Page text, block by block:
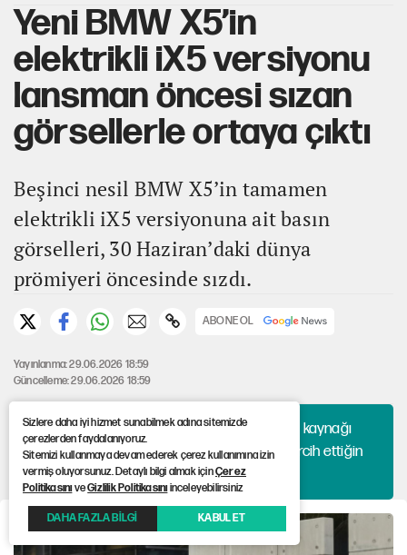
Yeni BMW X5’in
elektrikli iX5 versiyonu
lansman öncesi sızan
görsellerle ortaya çıktı
Beşinci nesil BMW X5’in tamamen
elektrikli iX5 versiyonuna ait basın
görselleri, 30 Haziran’daki dünya
prömiyeri öncesinde sızdı.
ABONE OL
Yayınlanma: 29.06.2026 18:59
Güncelleme: 29.06.2026 18:59
Haberlerini algoritmaya bırakma, hangi kaynağı
okuyacağına sen karar ver. 12punto'yu tercih ettiğin
kaynaklar arasına ekle!
Sizlere daha iyi hizmet sunabilmek adına sitemizde
çerezlerden faydalanıyoruz.
Sitemizi kullanmaya devam ederek çerez kullanımına izin
vermiş oluyorsunuz. Detaylı bilgi almak içinÇerez
PolitikasınıveGizlilik Politikasınıinceleyebilirsiniz
DAHA FAZLA BİLGİ KABUL ET